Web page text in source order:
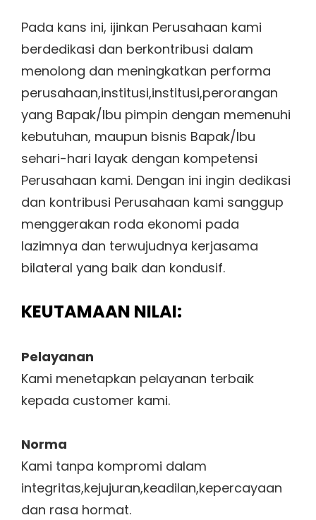
Pada kans ini, ijinkan Perusahaan kami
berdedikasi dan berkontribusi dalam
menolong dan meningkatkan performa
perusahaan,institusi,institusi,perorangan
yang Bapak/Ibu pimpin dengan memenuhi
kebutuhan, maupun bisnis Bapak/Ibu
sehari-hari layak dengan kompetensi
Perusahaan kami. Dengan ini ingin dedikasi
dan kontribusi Perusahaan kami sanggup
menggerakan roda ekonomi pada
lazimnya dan terwujudnya kerjasama
bilateral yang baik dan kondusif.
KEUTAMAAN NILAI:
Pelayanan
Kami menetapkan pelayanan terbaik
kepada customer kami.
Norma
Kami tanpa kompromi dalam
integritas,kejujuran,keadilan,kepercayaan
dan rasa hormat.